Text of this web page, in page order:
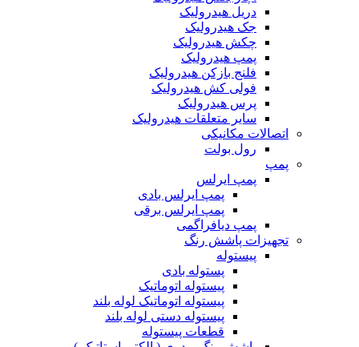
دریل هیدرولیک
جک هیدرولیک
چکش هیدرولیک
پمپ هیدرولیک
فلنج بازکن هیدرولیک
فولی کش هیدرولیک
پرس هیدرولیک
سایر متعلقات هیدرولیک
اتصالات مکانیکی
رول بولت
پمپ
پمپ ایرلس
پمپ ایرلس بادی
پمپ ایرلس برقی
پمپ دیافراگمی
تجهیزات پاشش رنگ
پیستوله
پستوله بادی
پیستوله اتوماتیک
پیستوله اتوماتیک لوله بلند
پیستوله دستی لوله بلند
قطعات پیستوله